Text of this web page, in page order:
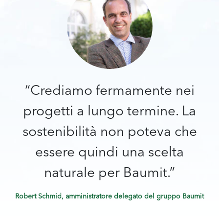
“Crediamo fermamente nei
progetti a lungo termine. La
sostenibilità non poteva che
essere quindi una scelta
naturale per Baumit.”
Robert Schmid, amministratore delegato del gruppo Baumit